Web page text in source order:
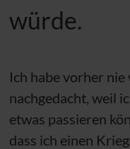
würde.
Ich habe vorher
nachgedacht, weil
etwas passieren
dass ich einen